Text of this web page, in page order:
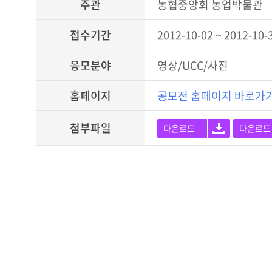
주관
농협중앙회 농업박물관
접수기간
2012-10-02 ~ 2012-10-
응모분야
영상/UCC/사진
홈페이지
공모전 홈페이지 바로가
첨부파일
다운로드 다운로드